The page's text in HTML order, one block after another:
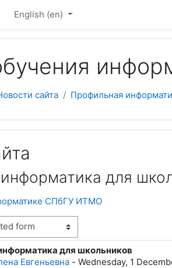
English ‎(en)‎
сайта Профильная
для
СПбГУ ИТМО
для школьников
Евгеньевна - Wednesday, 1
0